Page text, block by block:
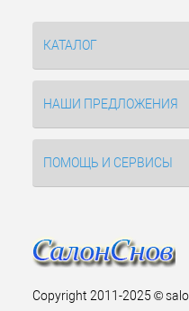
КАТАЛОГ
НАШИ ПРЕДЛОЖЕНИЯ
ПОМОЩЬ И СЕРВИСЫ
Copyright 2011-2025 ©